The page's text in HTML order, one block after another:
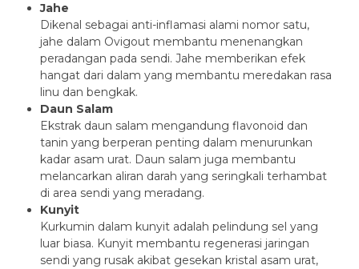
Jahe
Dikenal sebagai anti-inflamasi alami nomor satu,
jahe dalam Ovigout membantu menenangkan
peradangan pada sendi. Jahe memberikan efek
hangat dari dalam yang membantu meredakan rasa
linu dan bengkak.
Daun Salam
Ekstrak daun salam mengandung flavonoid dan
tanin yang berperan penting dalam menurunkan
kadar asam urat. Daun salam juga membantu
melancarkan aliran darah yang seringkali terhambat
di area sendi yang meradang.
Kunyit
Kurkumin dalam kunyit adalah pelindung sel yang
luar biasa. Kunyit membantu regenerasi jaringan
sendi yang rusak akibat gesekan kristal asam urat,